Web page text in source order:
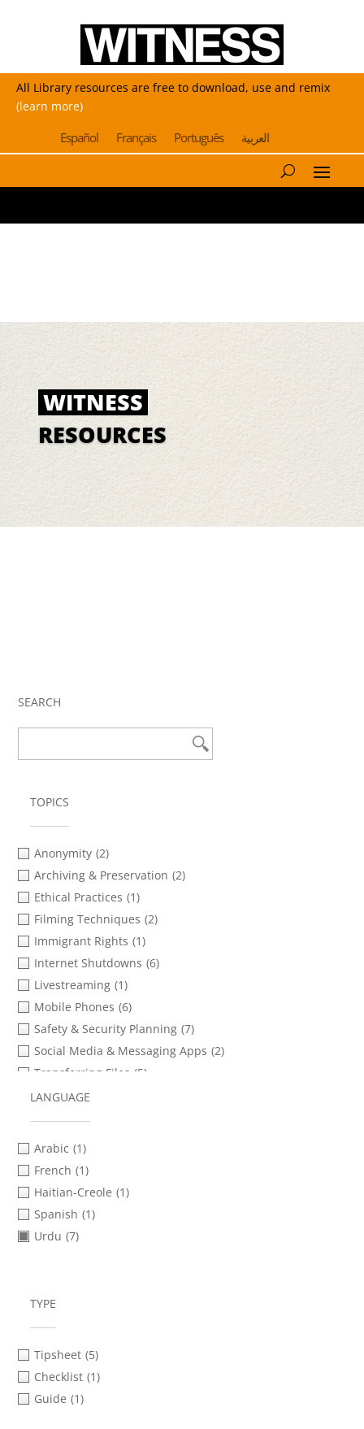
All Library resources are free to download, use and remix
(learn more)
Español Français Português العربية
WITNESS
RESOURCES
SEARCH
TOPICS
Anonymity (2)
Archiving & Preservation (2)
Ethical Practices (1)
Filming Techniques (2)
Immigrant Rights (1)
Internet Shutdowns (6)
Livestreaming (1)
Mobile Phones (6)
Safety & Security Planning (7)
Social Media & Messaging Apps (2)
Transferring Files (5)
Verification
LANGUAGE
Arabic (1)
French (1)
Haitian-Creole (1)
Spanish (1)
Urdu (7)
TYPE
Tipsheet (5)
Checklist (1)
Guide (1)